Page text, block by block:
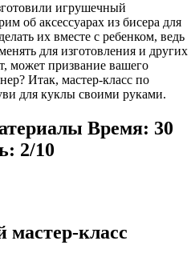
игрушечный
об аксессуарах из бисера для
их вместе с ребенком, ведь
для изготовления и других
может призвание вашего
Итак, мастер-класс по
для куклы своими руками.
Время: 30
2/10
класс